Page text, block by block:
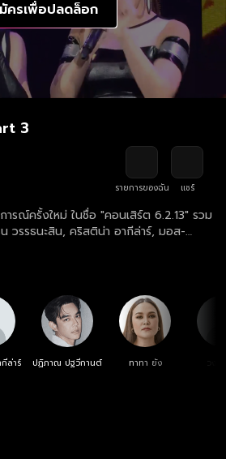
ครเพื่อปลดล็อก
3
รายการของฉัน
แชร์
รณ์ครั้งใหม่ ในชื่อ "คอนเสิร์ต 6.2.13" รวม
วรรธนะสิน, คริสติน่า อากีล่าร์, มอส-
วงยูเอชที และ นัท มีเรีย เจ้าของเพลงใน
)
ล่าร์ ปฏิภาณ ปฐวีกานต์ ทาทา ยัง